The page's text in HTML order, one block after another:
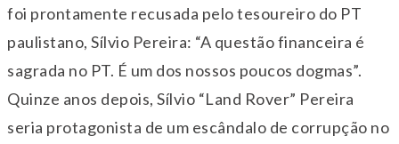
foi prontamente recusada pelo tesoureiro do PT
paulistano, Sílvio Pereira: “A questão financeira é
sagrada no PT. É um dos nossos poucos dogmas”.
Quinze anos depois, Sílvio “Land Rover” Pereira
seria protagonista de um escândalo de corrupção no